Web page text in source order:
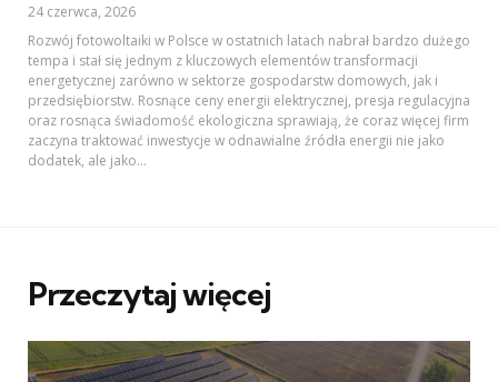
24 czerwca, 2026
Rozwój fotowoltaiki w Polsce w ostatnich latach nabrał bardzo dużego
tempa i stał się jednym z kluczowych elementów transformacji
energetycznej zarówno w sektorze gospodarstw domowych, jak i
przedsiębiorstw. Rosnące ceny energii elektrycznej, presja regulacyjna
oraz rosnąca świadomość ekologiczna sprawiają, że coraz więcej firm
zaczyna traktować inwestycje w odnawialne źródła energii nie jako
dodatek, ale jako...
Przeczytaj więcej